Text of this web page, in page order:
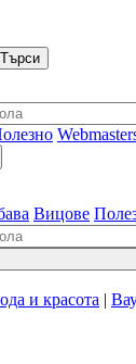
Търси
Вицове
и красота |